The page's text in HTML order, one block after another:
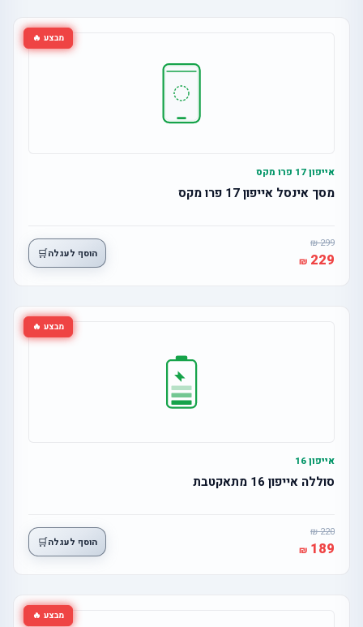
מבצע 🔥
אייפון 17 פרו מקס
מסך אינסל אייפון 17 פרו מקס
299
229 הוסף לעגלה🛒
מבצע 🔥
אייפון 16
סוללה אייפון 16 מתאקטבת
220
189 הוסף לעגלה🛒
מבצע 🔥